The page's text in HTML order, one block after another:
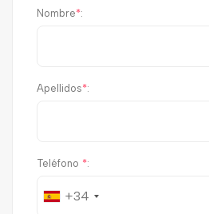
Nombre*:
Apellidos*:
Teléfono *:
+34